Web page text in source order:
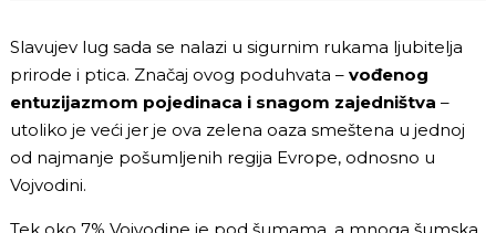
Slavujev lug sada se nalazi u sigurnim rukama ljubitelja
prirode i ptica. Značaj ovog poduhvata – vođenog
entuzijazmom pojedinaca i snagom zajedništva –
utoliko je veći jer je ova zelena oaza smeštena u jednoj
od najmanje pošumljenih regija Evrope, odnosno u
Vojvodini.
Tek oko 7% Vojvodine je pod šumama, a mnoga šumska